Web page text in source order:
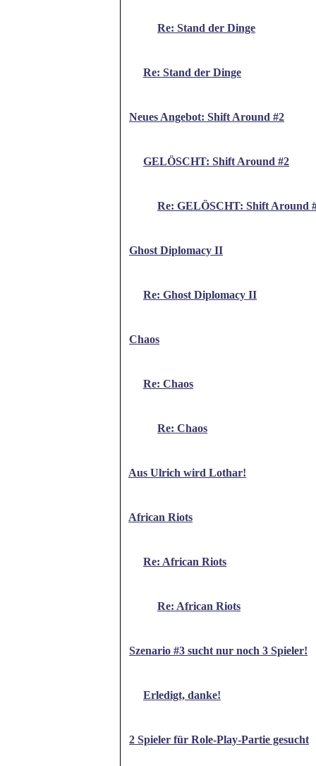
Re: Stand der Dinge
Re: Stand der Dinge
Neues Angebot: Shift Around #2
GELÖSCHT: Shift Around #2
Re: GELÖSCHT: Shift Around
Ghost Diplomacy II
Re: Ghost Diplomacy II
Chaos
Re: Chaos
Re: Chaos
Aus Ulrich wird Lothar!
African Riots
Re: African Riots
Re: African Riots
Szenario #3 sucht nur noch 3 Spieler!
Erledigt, danke!
2 Spieler für Role-Play-Partie gesucht